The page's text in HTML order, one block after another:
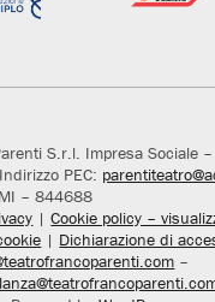
S.r.l. Impresa Sociale
PEC:
– 844688
|Cookie policy –
| Dichiarazione di
–